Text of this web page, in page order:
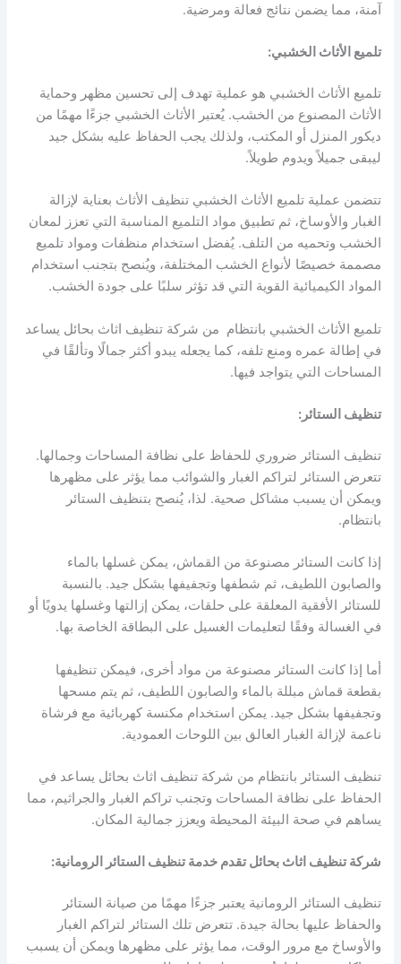
آمنة، مما يضمن نتائج فعالة ومرضية.
تلميع الأثاث الخشبي:
تلميع الأثاث الخشبي هو عملية تهدف إلى تحسين مظهر وحماية
الأثاث المصنوع من الخشب. يُعتبر الأثاث الخشبي جزءًا مهمًا من
ديكور المنزل أو المكتب، ولذلك يجب الحفاظ عليه بشكل جيد
ليبقى جميلاً ويدوم طويلاً.
تتضمن عملية تلميع الأثاث الخشبي تنظيف الأثاث بعناية لإزالة
الغبار والأوساخ، ثم تطبيق مواد التلميع المناسبة التي تعزز لمعان
الخشب وتحميه من التلف. يُفضل استخدام منظفات ومواد تلميع
مصممة خصيصًا لأنواع الخشب المختلفة، ويُنصح بتجنب استخدام
المواد الكيميائية القوية التي قد تؤثر سلبًا على جودة الخشب.
تلميع الأثاث الخشبي بانتظام من شركة تنظيف اثاث بحائل يساعد
في إطالة عمره ومنع تلفه، كما يجعله يبدو أكثر جمالًا وتألقًا في
المساحات التي يتواجد فيها.
تنظيف الستائر:
تنظيف الستائر ضروري للحفاظ على نظافة المساحات وجمالها.
تتعرض الستائر لتراكم الغبار والشوائب مما يؤثر على مظهرها
ويمكن أن يسبب مشاكل صحية. لذا، يُنصح بتنظيف الستائر
بانتظام.
إذا كانت الستائر مصنوعة من القماش، يمكن غسلها بالماء
والصابون اللطيف، ثم شطفها وتجفيفها بشكل جيد. بالنسبة
للستائر الأفقية المعلقة على حلقات، يمكن إزالتها وغسلها يدويًا أو
في الغسالة وفقًا لتعليمات الغسيل على البطاقة الخاصة بها.
أما إذا كانت الستائر مصنوعة من مواد أخرى، فيمكن تنظيفها
بقطعة قماش مبللة بالماء والصابون اللطيف، ثم يتم مسحها
وتجفيفها بشكل جيد. يمكن استخدام مكنسة كهربائية مع فرشاة
ناعمة لإزالة الغبار العالق بين اللوحات العمودية.
تنظيف الستائر بانتظام من شركة تنظيف اثاث بحائل يساعد في
الحفاظ على نظافة المساحات وتجنب تراكم الغبار والجراثيم، مما
يساهم في صحة البيئة المحيطة ويعزز جمالية المكان.
شركة تنظيف اثاث بحائل تقدم خدمة تنظيف الستائر الرومانية:
تنظيف الستائر الرومانية يعتبر جزءًا مهمًا من صيانة الستائر
والحفاظ عليها بحالة جيدة. تتعرض تلك الستائر لتراكم الغبار
والأوساخ مع مرور الوقت، مما يؤثر على مظهرها ويمكن أن يسبب